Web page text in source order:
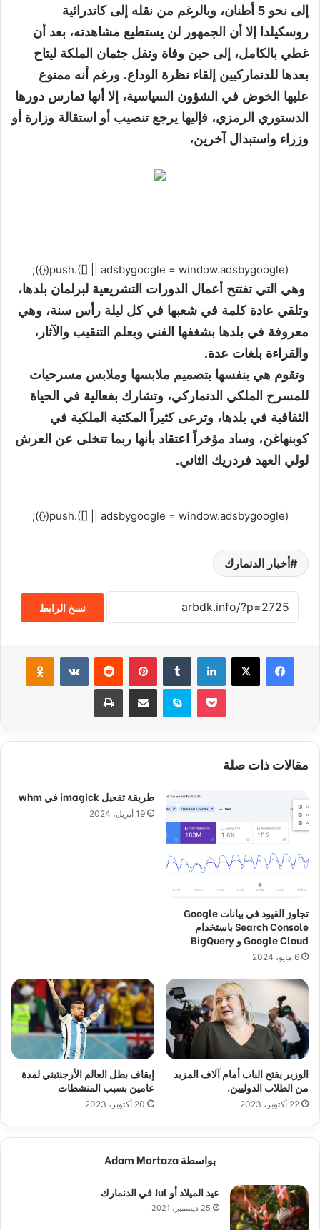
إلى نحو 5 أطنان، وبالرغم من نقله إلى كاتدرائية
روسكيلدا إلا أن الجمهور لن يستطيع مشاهدته، بعد أن
غطي بالكامل، إلى حين وفاة ونقل جثمان الملكة ليتاح
بعدها للدنماركيين إلقاء نظرة الوداع. ورغم أنه ممنوع
عليها الخوض في الشؤون السياسية، إلا أنها تمارس دورها
الدستوري الرمزي، فإليها يرجع تنصيب أو استقالة وزارة أو
وزراء واستبدال آخرين،
(adsbygoogle = window.adsbygoogle || []).push({});
وهي التي تفتتح أعمال الدورات التشريعية لبرلمان بلدها،
وتلقي عادة كلمة في شعبها في كل ليلة رأس سنة، وهي
معروفة في بلدها بشغفها الفني وبعلم التنقيب والآثار،
والقراءة بلغات عدة.
وتقوم هي بنفسها بتصميم ملابسها وملابس مسرحيات
للمسرح الملكي الدنماركي، وتشارك بفعالية في الحياة
الثقافية في بلدها، وترعى كثيراً المكتبة الملكية في
كوبنهاغن، وساد مؤخراً اعتقاد بأنها ربما تتخلى عن العرش
لولي العهد فردريك الثاني.
(adsbygoogle = window.adsbygoogle || []).push({});
أخبار الدنمارك
نسخ الرابط
فيسبوك لينكدإن بينتيريست
سكايب
مقالات ذات صلة
تجاوز القيود في بيانات Google
Search Console باستخدام
Google Cloud و BigQuery
6 مايو، 2024
طريقة تفعيل imagick في whm
19 أبريل، 2024
الوزير يفتح الباب أمام آلاف المزيد
من الطلاب الدوليين.
22 أكتوبر، 2023
إيقاف بطل العالم الأرجنتيني لمدة
عامين بسبب المنشطات
20 أكتوبر، 2023
بواسطة Adam Mortaza
عيد الميلاد أو Jul في الدنمارك
25 ديسمبر، 2021